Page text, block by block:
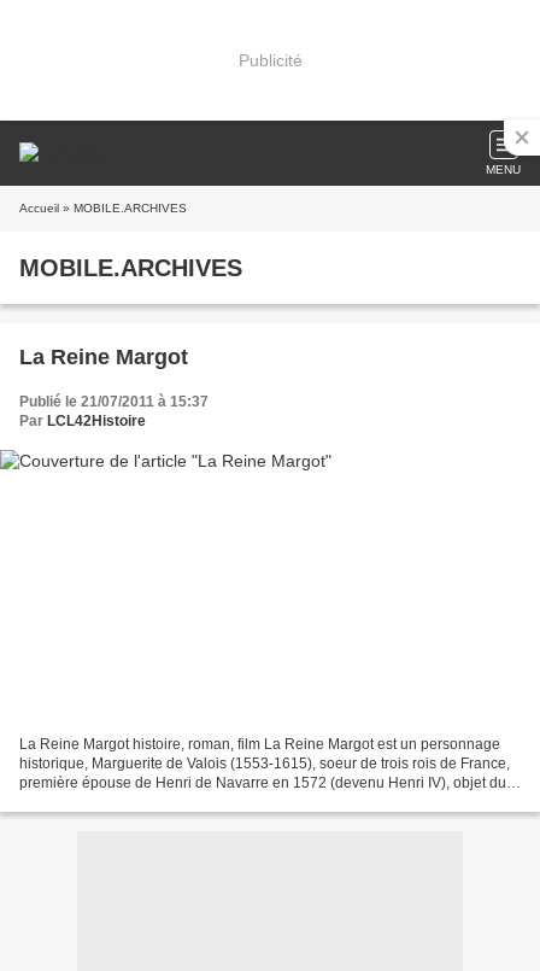
Publicité
MENU
Accueil » MOBILE.ARCHIVES
MOBILE.ARCHIVES
La Reine Margot
Publié le 21/07/2011 à 15:37
Par LCL42Histoire
La Reine Margot histoire, roman, film La Reine Margot est un personnage
historique, Marguerite de Valois (1553-1615), soeur de trois rois de France,
première épouse de Henri de Navarre en 1572 (devenu Henri IV), objet du